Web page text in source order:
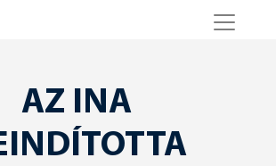
AZ INA